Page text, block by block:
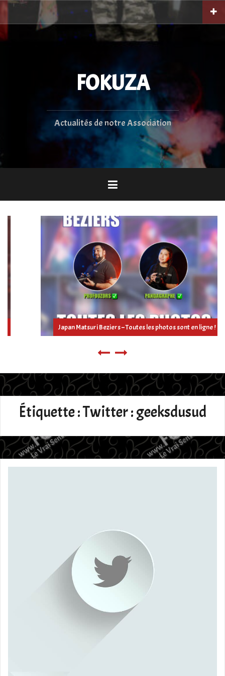
Aller
contenu
principal
FOKUZA
Actualités de notre Association
Japan Matsuri Beziers – Toutes les photos sont en ligne !
Étiquette :Twitter : geeksdusud